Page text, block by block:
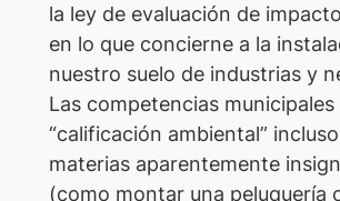
la ley de evaluación de
en lo que concierne a la
nuestro suelo de industrias y
Las competencias municipales
“calificación ambiental”
materias aparentemente
(como montar una peluquería